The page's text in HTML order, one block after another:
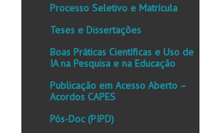
Processo Seletivo e Matrícula
Teses e Dissertações
Boas Práticas Científicas e Uso de
IA na Pesquisa e na Educação
Publicação em Acesso Aberto –
Acordos CAPES
Pós-Doc (PIPD)